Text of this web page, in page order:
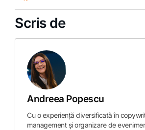
Scris de
Andreea Popescu
Cu o experiență diversificată în
management și organizare de